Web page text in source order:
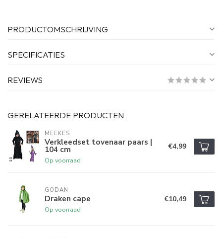
PRODUCTOMSCHRIJVING
SPECIFICATIES
REVIEWS
GERELATEERDE PRODUCTEN
MEEKES
Verkleedset tovenaar paars |
104 cm
Op voorraad
€4,99
GODAN
Draken cape
Op voorraad
€10,49